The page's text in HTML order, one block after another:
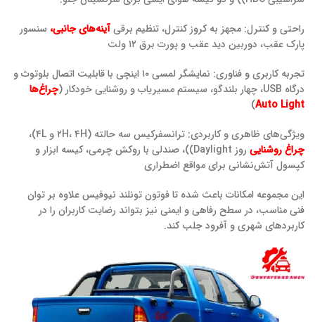
راحتی و کنترل: مجهز به کروز کنترل، تنظیم برقیآینه‌های جانبی، سنسور
پارک عقب، دوربین دید عقب و پورت برق ۱۲ ولت
تجربه کاربری و فناوری: نمایشگر لمسی ۱۰ اینچی با قابلیت اتصال بلوتوث و
درگاه USB، چهار بلندگو، سیستم مسیریاب و روشنایی خودکار (
چراغ‌ها
Auto Light
)
ویژگی‌های ظاهری و کاربردی: ترانسفرکیس سه حالته (۲H، ۴H و ۴L)،
چراغ روشنایی
روز Daylight))، صندلی با روکش چرمی، کیسه ابزار و
کپسول آتش‌نشانی برای مواقع اضطراری
این مجموعه امکانات باعث شده تا فوتون تونلند نیوفیس علاوه بر توان
فنی مناسب، در سطح رفاهی و ایمنی نیز بتواند رضایت کاربران را در
کاربردهای شهری و آفرود جلب کند.